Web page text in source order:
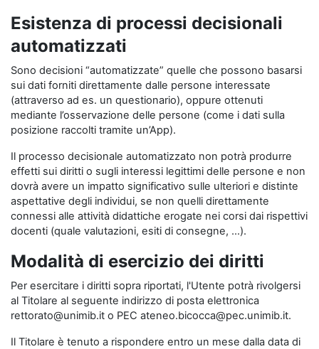
Esistenza di processi decisionali
automatizzati
Sono decisioni “automatizzate” quelle che possono basarsi
sui dati forniti direttamente dalle persone interessate
(attraverso ad es. un questionario), oppure ottenuti
mediante l’osservazione delle persone (come i dati sulla
posizione raccolti tramite un’App).
Il processo decisionale automatizzato non potrà produrre
effetti sui diritti o sugli interessi legittimi delle persone e non
dovrà avere un impatto significativo sulle ulteriori e distinte
aspettative degli individui, se non quelli direttamente
connessi alle attività didattiche erogate nei corsi dai rispettivi
docenti (quale valutazioni, esiti di consegne, …).
Modalità di esercizio dei diritti
Per esercitare i diritti sopra riportati, l'Utente potrà rivolgersi
al Titolare al seguente indirizzo di posta elettronica
rettorato@unimib.it o PEC ateneo.bicocca@pec.unimib.it.
Il Titolare è tenuto a rispondere entro un mese dalla data di